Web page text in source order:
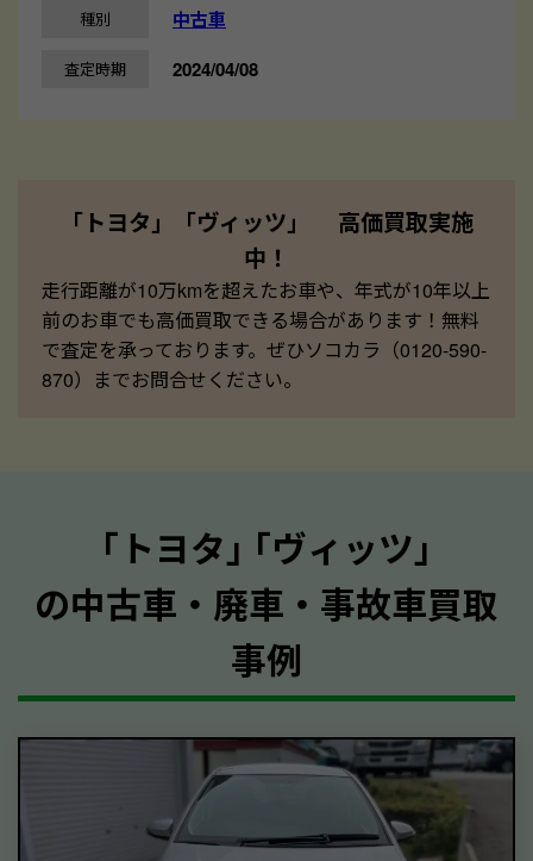
種別 中古車
査定時期 2024/04/08
「トヨタ」「ヴィッツ」 高価買取実施
中！
走行距離が10万kmを超えたお車や、年式が10年以上
前のお車でも高価買取できる場合があります！無料
で査定を承っております。ぜひソコカラ（0120-590-
870）までお問合せください。
｢トヨタ｣ ｢ヴィッツ｣
の中古車・廃車・事故車買取
事例